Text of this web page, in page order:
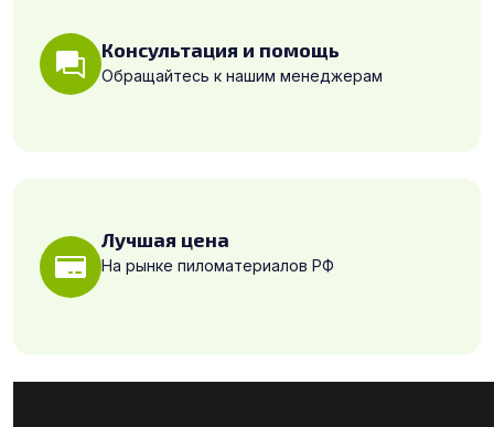
Консультация и помощь
Обращайтесь к нашим менеджерам
Лучшая цена
На рынке пиломатериалов РФ